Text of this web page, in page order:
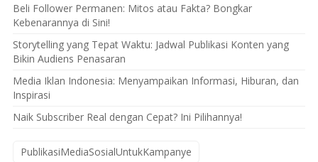
Beli Follower Permanen: Mitos atau Fakta? Bongkar
Kebenarannya di Sini!
Storytelling yang Tepat Waktu: Jadwal Publikasi Konten yang
Bikin Audiens Penasaran
Media Iklan Indonesia: Menyampaikan Informasi, Hiburan, dan
Inspirasi
Naik Subscriber Real dengan Cepat? Ini Pilihannya!
PublikasiMediaSosialUntukKampanye